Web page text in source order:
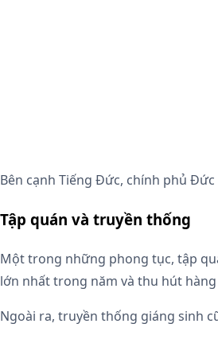
Bên cạnh Tiếng Đức, chính phủ
Tập quán và truyền thống
Một trong những phong tục, tập
lớn nhất trong năm và thu hút
Ngoài ra, truyền thống giáng sinh